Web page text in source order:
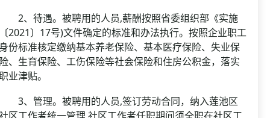
、待遇。被聘用的人员,薪酬按照省委组织部《实施
2021〕17号)文件确定的标准和办法执行。按照企业职工
份标准核定缴纳基本养老保险、基本医疗保险、失业保
、生育保险、工伤保险等社会保险和住房公积金，落实
业津贴。
、管理。被聘用的人员,签订劳动合同，纳入莲池区